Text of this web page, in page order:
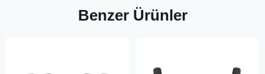
Benzer Ürünler